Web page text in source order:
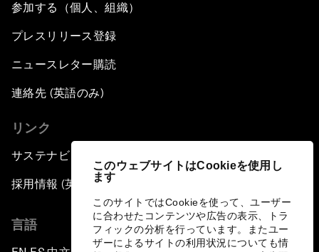
このウェブサイトはCookieを使用し
ます
このサイトではCookieを使って、ユーザー
に合わせたコンテンツや広告の表示、トラ
フィックの分析を行っています。またユー
ザーによるサイトの利用状況についても情
参加する（個人、組織）
プレスリリース登録
ニュースレター購読
連絡先 (英語のみ)
リンク
サステナビリティへの取り組み
採用情報 (英語のみ)
言語